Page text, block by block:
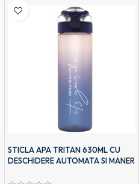
STICLA APA TRITAN 630ML CU
DESCHIDERE AUTOMATA SI MANER